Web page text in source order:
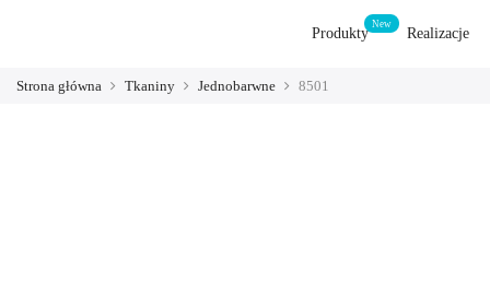
Produkty Realizacje
Strona główna Tkaniny Jednobarwne 8501